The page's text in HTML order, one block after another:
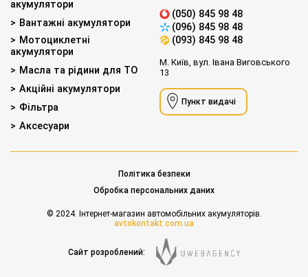
акумулятори
Вантажні акумулятори
Мотоциклетні
акумулятори
Масла та рідини для ТО
Акційні акумулятори
Фільтра
Аксесуари
(050) 845 98 48
(096) 845 98 48
(093) 845 98 48
М. Київ, вул. Івана Виговського
13
Пункт видачі
Політика безпеки
Обробка персональних даних
Сайт розроблений:
© 2024. Інтернет-магазин автомобільних акумуляторів.
avtokontakt.com.ua